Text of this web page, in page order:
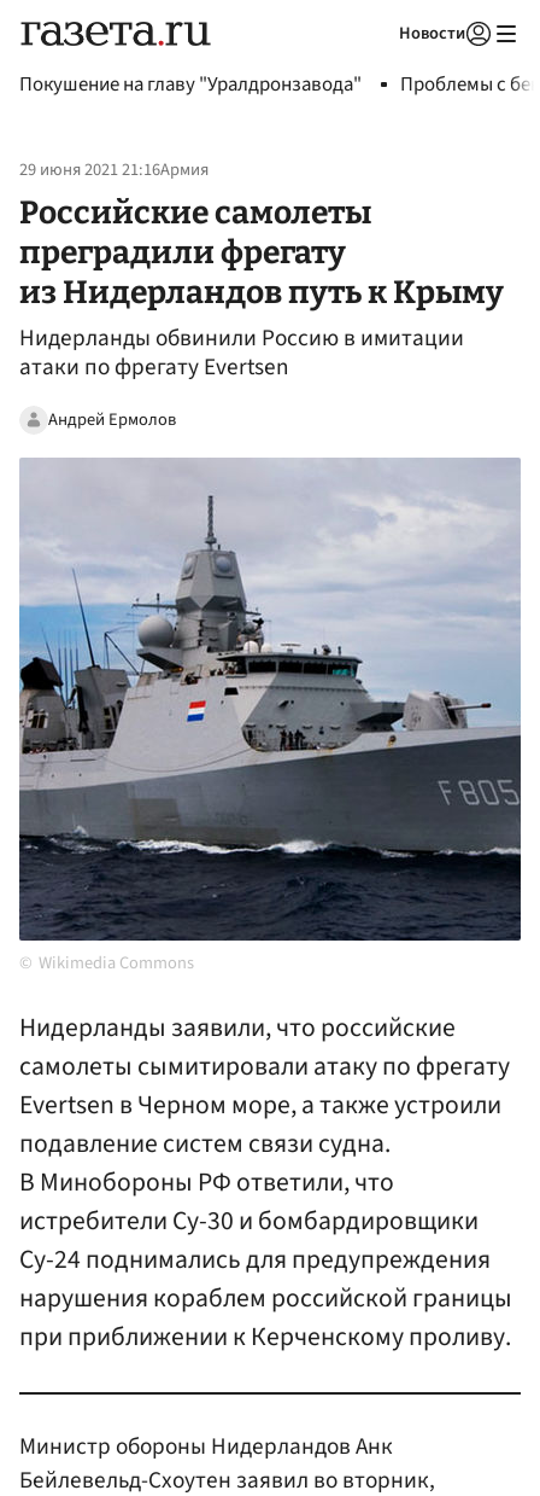
Новости
Покушение на главу "Уралдронзавода" Проблемы с
29 июня 2021 21:16Армия
Российские самолеты
преградили фрегату
из Нидерландов путь к Крыму
Нидерланды обвинили Россию в имитации
атаки по фрегату Evertsen
Андрей Ермолов
Wikimedia Commons
Нидерланды заявили, что российские
самолеты сымитировали атаку по фрегату
Evertsen в Черном море, а также устроили
подавление систем связи судна.
В Минобороны РФ ответили, что
истребители Су-30 и бомбардировщики
Су-24 поднимались для предупреждения
нарушения кораблем российской границы
при приближении к Керченскому проливу.
Министр обороны Нидерландов Анк
Бейлевельд-Схоутен заявил во вторник,